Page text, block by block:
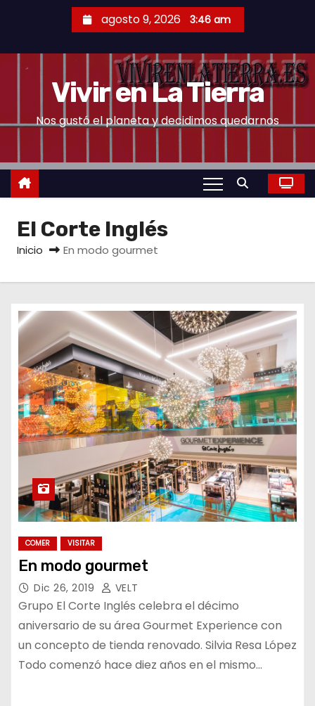
a
c
i
agosto 9, 2026 3:46 am
Vivir en La Tierra
Nos gustó el planeta y decidimos quedarnos
El Corte Inglés
Inicio En modo gourmet
COMER VISITAR
En modo gourmet
Dic 26, 2019 VELT
Grupo El Corte Inglés celebra el décimo
aniversario de su área Gourmet Experience con
un concepto de tienda renovado. Silvia Resa López
Todo comenzó hace diez años en el mismo…